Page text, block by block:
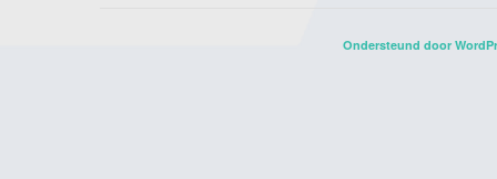
Ondersteund door